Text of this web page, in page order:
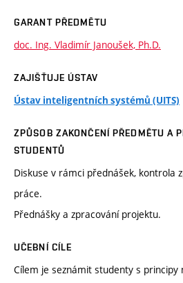
GARANT PŘEDMĚTU
doc. Ing. Vladimír Janoušek, Ph.D.
ZAJIŠŤUJE ÚSTAV
Ústav inteligentních systémů (UITS)
ZPŮSOB ZAKONČENÍ PŘEDMĚTU A
STUDENTŮ
Diskuse v rámci přednášek, kontrola
práce.
Přednášky a zpracování projektu.
UČEBNÍ CÍLE
Cílem je seznámit studenty s principy